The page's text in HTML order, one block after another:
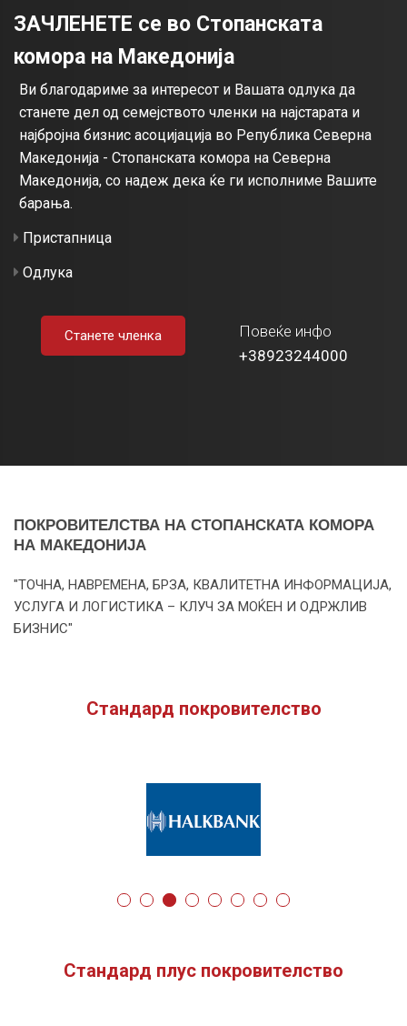
ЗАЧЛЕНЕТЕ се во Стопанската
комора на Македонија
Ви благодариме за интересот и Вашата одлука да
станете дел од семејството членки на најстарата и
најбројна бизнис асоцијација во Република Северна
Македонија - Стопанската комора на Северна
Македонија, со надеж дека ќе ги исполниме Вашите
барања.
Пристапница
Одлука
Станете членка
Повеќе инфо
+38923244000
ПОКРОВИТЕЛСТВА НА СТОПАНСКАТА КОМОРА
НА МАКЕДОНИЈА
"ТОЧНА, НАВРЕМЕНА, БРЗА, КВАЛИТЕТНА ИНФОРМАЦИЈА,
УСЛУГА И ЛОГИСТИКА – КЛУЧ ЗА МОЌЕН И ОДРЖЛИВ
БИЗНИС"
Стандард покровителство
Стандард плус покровителство